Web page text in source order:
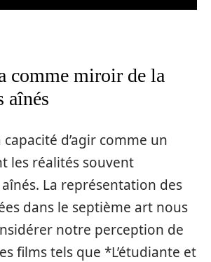
comme miroir de la
aînés
d’agir comme un
les réalités souvent
La représentation des
dans le septième art nous
notre perception de
films tels que *L’étudiante et